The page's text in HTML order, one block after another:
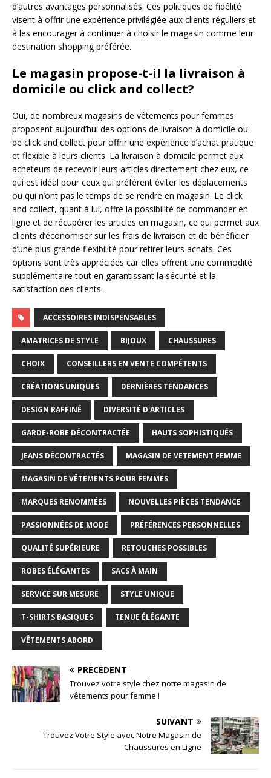
d’autres avantages personnalisés. Ces politiques de fidélité
visent à offrir une expérience privilégiée aux clients réguliers et
à les encourager à continuer à choisir le magasin comme leur
destination shopping préférée.
Le magasin propose-t-il la livraison à
domicile ou click and collect?
Oui, de nombreux magasins de vêtements pour femmes
proposent aujourd’hui des options de livraison à domicile ou
de click and collect pour offrir une expérience d’achat pratique
et flexible à leurs clients. La livraison à domicile permet aux
acheteurs de recevoir leurs articles directement chez eux, ce
qui est idéal pour ceux qui préfèrent éviter les déplacements
ou qui n’ont pas le temps de se rendre en magasin. Le click
and collect, quant à lui, offre la possibilité de commander en
ligne et de récupérer les articles en magasin, ce qui permet aux
clients d’économiser sur les frais de livraison et de bénéficier
d’une plus grande flexibilité pour retirer leurs achats. Ces
options sont très appréciées car elles offrent une commodité
supplémentaire tout en garantissant la sécurité et la
satisfaction des clients.
ACCESSOIRES INDISPENSABLES
AMATRICES DE STYLE BIJOUX CHAUSSURES
CHOIX CONSEILLERS EN VENTE COMPÉTENTS
CRÉATIONS UNIQUES DERNIÈRES TENDANCES
DESIGN RAFFINÉ DIVERSITÉ D'ARTICLES
GARDE-ROBE DÉCONTRACTÉE HAUTS SOPHISTIQUÉS
JEANS DÉCONTRACTÉS MAGASIN DE VETEMENT FEMME
MAGASIN DE VÊTEMENTS POUR FEMMES
MARQUES RENOMMÉES NOUVELLES PIÈCES TENDANCE
PASSIONNÉES DE MODE PRÉFÉRENCES PERSONNELLES
QUALITÉ SUPÉRIEURE RETOUCHES POSSIBLES
ROBES ÉLÉGANTES SACS À MAIN
SERVICE SUR MESURE STYLE UNIQUE
T-SHIRTS BASIQUES TENUE ÉLÉGANTE
VÊTEMENTS ABORD
PRÉCÉDENT
Trouvez votre style chez notre magasin de
vêtements pour femme !
SUIVANT
Trouvez Votre Style avec Notre Magasin de
Chaussures en Ligne